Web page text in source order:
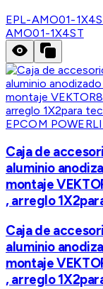
EPL-AMO01-
AMO01-1X4ST
EPCOM
Caja de
aluminio
montaje
, arreglo
Caja de
aluminio
montaje
, arreglo